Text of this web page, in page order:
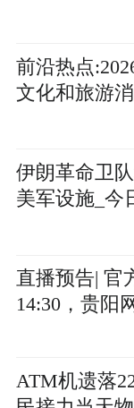
前沿热点
文化和旅游
伊朗革命卫
美军设施_今
直播预告| 官
14:30，贵阳
ATM机遗落